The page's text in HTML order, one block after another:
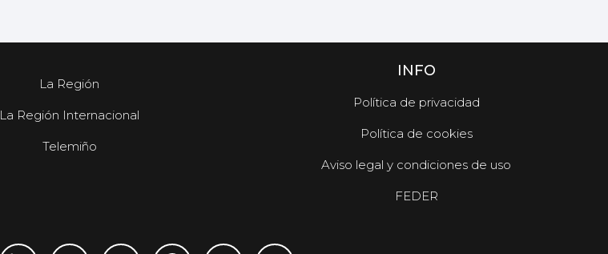
La Región
La Región Internacional
Telemiño
INFO
Política de privacidad
Política de cookies
Aviso legal y condiciones de uso
FEDER